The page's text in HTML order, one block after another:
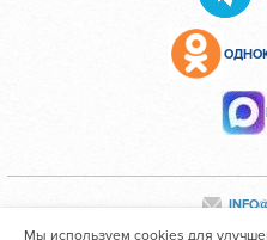
Мы используем cookies для